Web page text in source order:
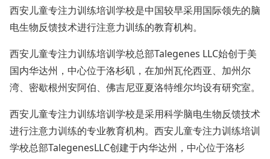
西安儿童专注力训练培训学校是中国较早采用国际领先的脑
电生物反馈技术进行注意力训练的教育机构。
西安儿童专注力训练培训学校总部Talegenes LLC始创于美
国内华达州，中心位于洛杉矶，在加州瓦伦西亚、加州尔
湾、密歇根州安阿伯、佛吉尼亚夏洛特维尔均设有研究室。
西安儿童专注力训练培训学校是采用科学脑电生物反馈技术
进行注意力训练的专业教育机构。西安儿童专注力训练培训
学校总部TalegenesLLC创建于内华达州，中心位于洛杉